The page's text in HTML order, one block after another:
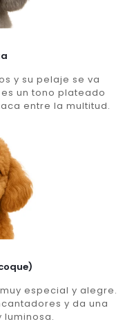
y su pelaje se va
un tono plateado
entre la multitud.
especial y alegre.
y da una